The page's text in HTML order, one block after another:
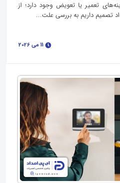
تعمیر یا تعویض وجود دارد؛ از
تصمیم داریم به بررسی علت...